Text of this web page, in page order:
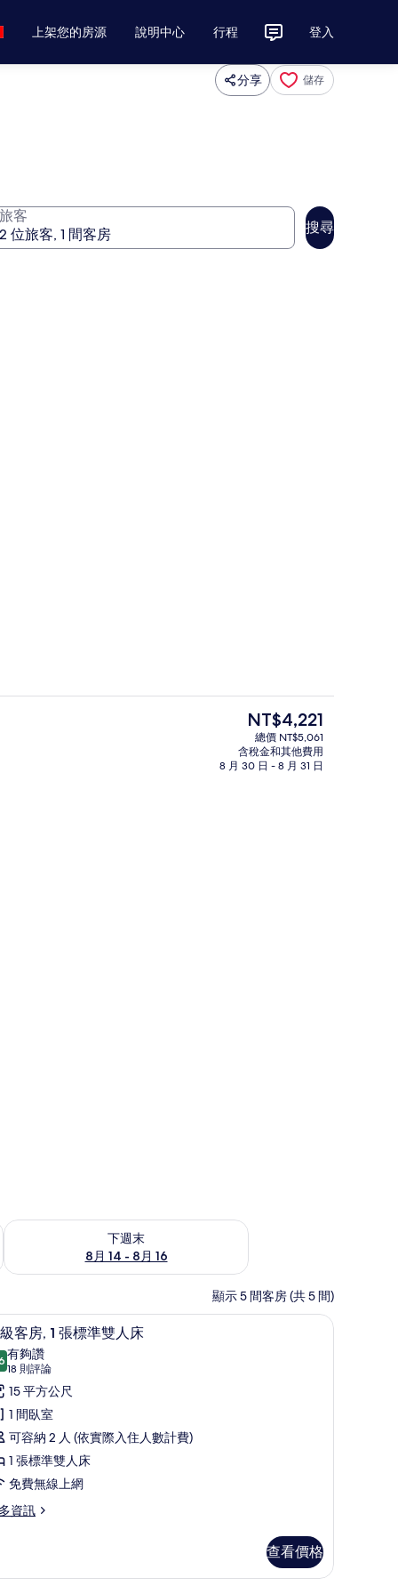
上架您的房源 說明中心 行程 登入
分享 儲存
旅客
搜尋
住宿正面
目
前
的
價
NT$4,221
總價 NT$5,061
含稅金和其他費用
8 月 30 日 - 8 月 31 日
下週末
8月 14 - 8月 16
查看下週末 (8月 14 - 8月 16) 的供應情況
顯示 5 間客房 (共 5 間)
電工作空間、遮光布/窗簾、免費無線上網高級客房, 1 張標準雙人床 | 客房內保險箱、
8 客房, 1 張標準雙人床
分，滿分 10 分
有夠讚
18 則評論
(18
則
評
論)
15 平方公尺
1 間臥室
可容納 2 人 (依實際入住人數計費)
1 張標準雙人床
免費無線上網
資訊
查看價格